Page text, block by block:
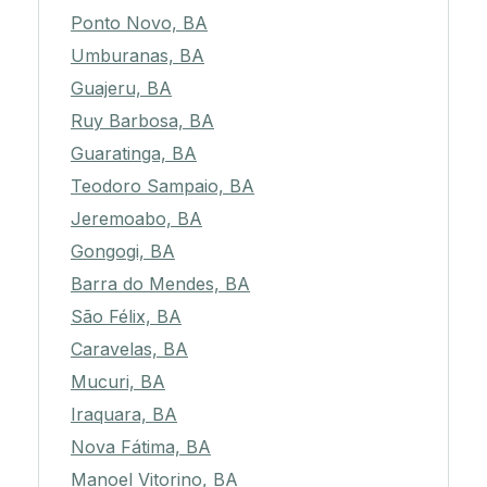
Ponto Novo, BA
Umburanas, BA
Guajeru, BA
Ruy Barbosa, BA
Guaratinga, BA
Teodoro Sampaio, BA
Jeremoabo, BA
Gongogi, BA
Barra do Mendes, BA
São Félix, BA
Caravelas, BA
Mucuri, BA
Iraquara, BA
Nova Fátima, BA
Manoel Vitorino, BA